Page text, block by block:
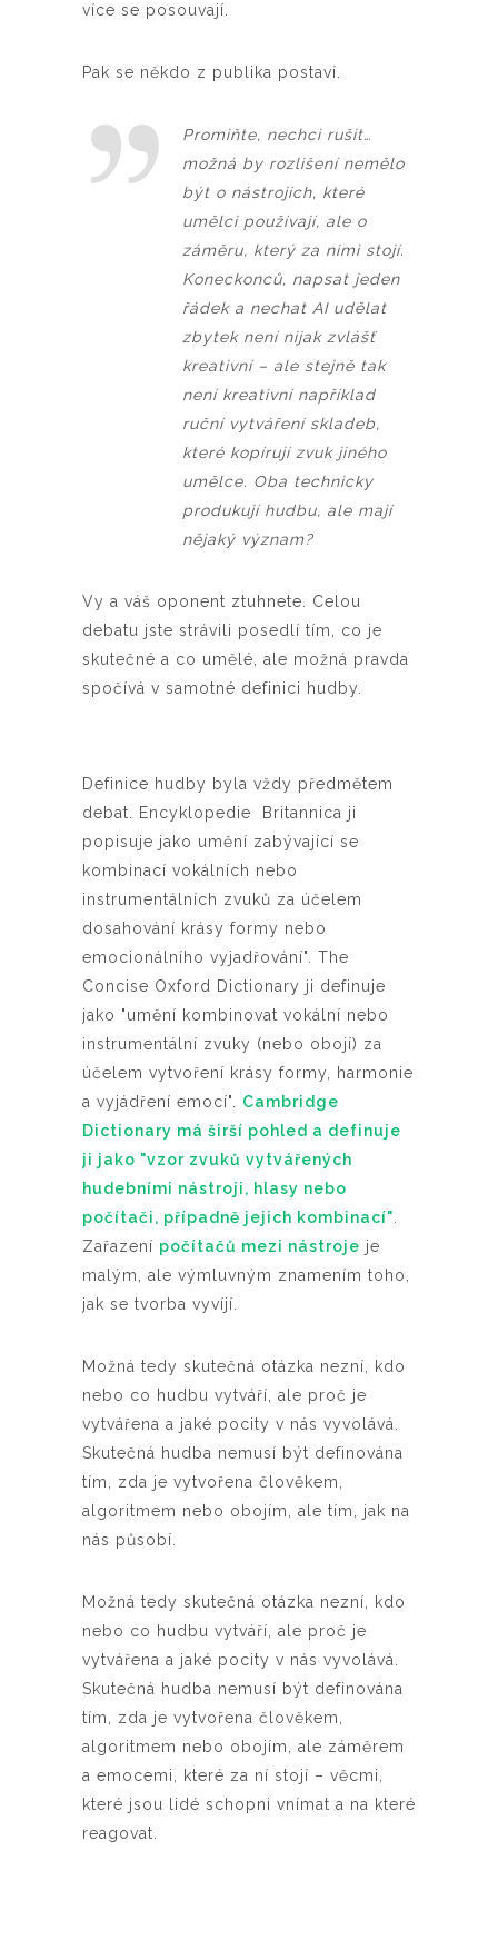
více se posouvají.
Pak se někdo z publika postaví.
Promiňte, nechci rušit…
možná by rozlišení nemělo
být o nástrojích, které
umělci používají, ale o
záměru, který za nimi stojí.
Koneckonců, napsat jeden
řádek a nechat AI udělat
zbytek není nijak zvlášť
kreativní – ale stejně tak
není kreativní například
ruční vytváření skladeb,
které kopírují zvuk jiného
umělce. Oba technicky
produkují hudbu, ale mají
nějaký význam?
Vy a váš oponent ztuhnete. Celou
debatu jste strávili posedlí tím, co je
skutečné a co umělé, ale možná pravda
spočívá v samotné definici hudby.
Definice hudby byla vždy předmětem
debat. Encyklopedie Britannica ji
popisuje jako umění zabývající se
kombinací vokálních nebo
instrumentálních zvuků za účelem
dosahování krásy formy nebo
emocionálního vyjadřování". The
Concise Oxford Dictionary ji definuje
jako "umění kombinovat vokální nebo
instrumentální zvuky (nebo obojí) za
účelem vytvoření krásy formy, harmonie
a vyjádření emocí". Cambridge
Dictionary má širší pohled a definuje
ji jako "vzor zvuků vytvářených
hudebními nástroji, hlasy nebo
počítači, případně jejich kombinací"
Zařazení počítačů mezi nástroje je
malým, ale výmluvným znamením toho,
jak se tvorba vyvíjí.
Možná tedy skutečná otázka nezní, kdo
nebo co hudbu vytváří, ale proč je
vytvářena a jaké pocity v nás vyvolává.
Skutečná hudba nemusí být definována
tím, zda je vytvořena člověkem,
algoritmem nebo obojím, ale tím, jak na
nás působí.
Možná tedy skutečná otázka nezní, kdo
nebo co hudbu vytváří, ale proč je
vytvářena a jaké pocity v nás vyvolává.
Skutečná hudba nemusí být definována
tím, zda je vytvořena člověkem,
algoritmem nebo obojím, ale záměrem
a emocemi, které za ní stojí – věcmi,
které jsou lidé schopni vnímat a na které
reagovat.